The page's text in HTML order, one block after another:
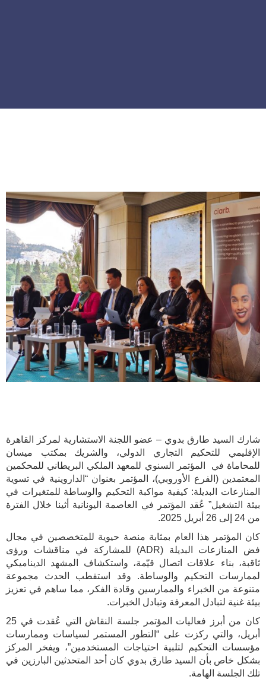
شارك السيد طارق بدوي – عضو اللجنة الاستشارية لمركز القاهرة
الإقليمي للتحكيم التجاري الدولي، والشريك بمكتب ميسان
للمحاماة في المؤتمر السنوي للمعهد الملكي البريطاني للمحكمين
المعتمدين (الفرع الأوروبي)، المؤتمر بعنوان “الداروينية في تسوية
المنازعات البديلة: كيفية مواكبة التحكيم والوساطة للمتغيرات في
بيئة التشغيل” عُقد المؤتمر في العاصمة اليونانية أثينا خلال الفترة
من 24 إلى 26 أبريل 2025.
كان المؤتمر هذا العام بمثابة منصة حيوية للمتخصصين في مجال
فض المنازعات البديلة (ADR) للمشاركة في مناقشات ورؤى
ثاقبة، بناء علاقات اتصال قيّمة، واستكشاف المشهد الديناميكي
لممارسات التحكيم والوساطة. وقد استقطب الحدث مجموعة
متنوعة من الخبراء والممارسين وقادة الفكر، مما ساهم في تعزيز
بيئة غنية لتبادل المعرفة وتبادل الخبرات.
كان من أبرز فعاليات المؤتمر جلسة النقاش التي عُقدت في 25
أبريل، والتي ركزت على “التطور المستمر لسياسات وممارسات
مؤسسات التحكيم لتلبية احتياجات المستخدمين”، ويفخر المركز
بشكل خاص بأن السيد طارق بدوي كان أحد المتحدثين البارزين في
تلك الجلسة الهامة.